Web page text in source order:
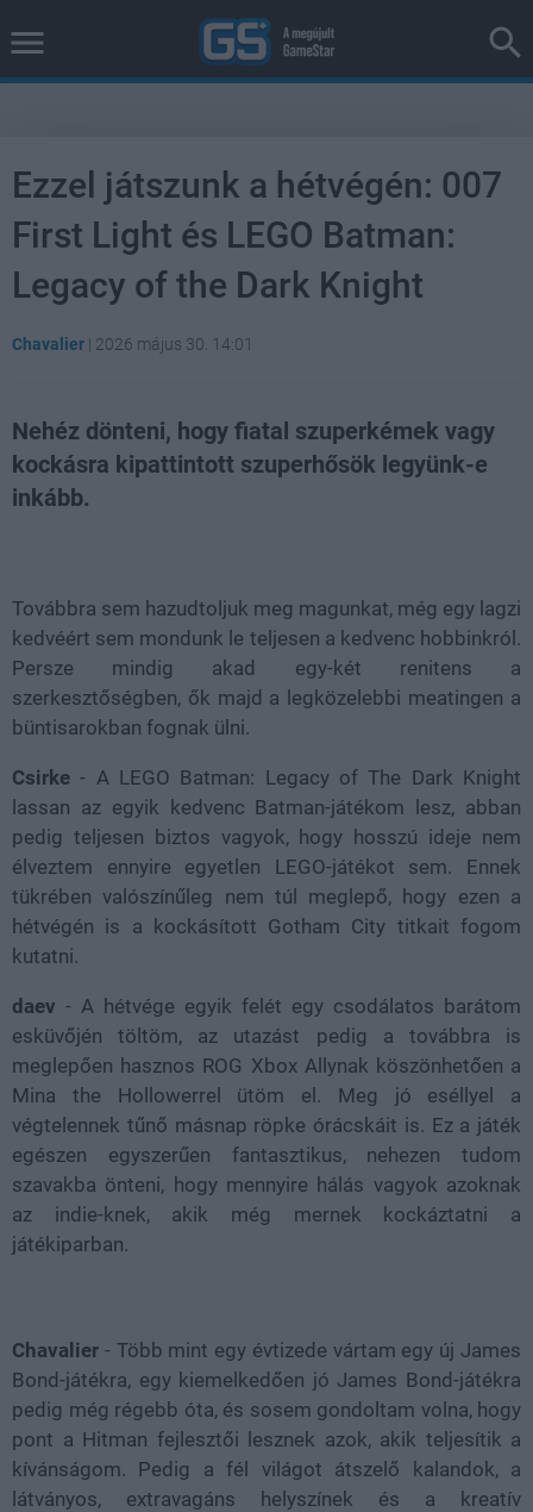
Ezzel játszunk a hétvégén: 007
First Light és LEGO Batman:
Legacy of the Dark Knight
Chavalier | 2026 május 30. 14:01
Nehéz dönteni, hogy fiatal szuperkémek vagy
kockásra kipattintott szuperhősök legyünk-e
inkább.
Továbbra sem hazudtoljuk meg magunkat, még egy lagzi
kedvéért sem mondunk le teljesen a kedvenc hobbinkról.
Persze mindig akad egy-két renitens a
szerkesztőségben, ők majd a legközelebbi meatingen a
büntisarokban fognak ülni.
Csirke - A LEGO Batman: Legacy of The Dark Knight
lassan az egyik kedvenc Batman-játékom lesz, abban
pedig teljesen biztos vagyok, hogy hosszú ideje nem
élveztem ennyire egyetlen LEGO-játékot sem. Ennek
tükrében valószínűleg nem túl meglepő, hogy ezen a
hétvégén is a kockásított Gotham City titkait fogom
kutatni.
daev - A hétvége egyik felét egy csodálatos barátom
esküvőjén töltöm, az utazást pedig a továbbra is
meglepően hasznos ROG Xbox Allynak köszönhetően a
Mina the Hollowerrel ütöm el. Meg jó eséllyel a
végtelennek tűnő másnap röpke órácskáit is. Ez a játék
egészen egyszerűen fantasztikus, nehezen tudom
szavakba önteni, hogy mennyire hálás vagyok azoknak
az indie-knek, akik még mernek kockáztatni a
játékiparban.
Chavalier - Több mint egy évtizede vártam egy új James
Bond-játékra, egy kiemelkedően jó James Bond-játékra
pedig még régebb óta, és sosem gondoltam volna, hogy
pont a Hitman fejlesztői lesznek azok, akik teljesítik a
kívánságom. Pedig a fél világot átszelő kalandok, a
látványos, extravagáns helyszínek és a kreatív